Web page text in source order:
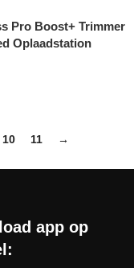
Pro Boost+ Trimmer
Oplaadstation
10 11 →
app op